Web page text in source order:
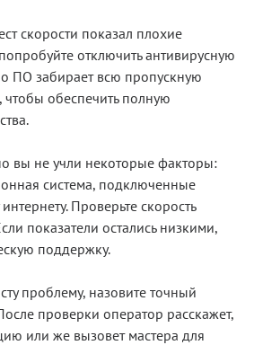
скорости показал плохие
отключить антивирусную
ПО забирает всю пропускную
чтобы обеспечить полную
вы не учли некоторые факторы:
система, подключенные
Проверьте скорость
показатели остались низкими,
поддержку.
проблему, назовите точный
проверки оператор расскажет,
или же вызовет мастера для